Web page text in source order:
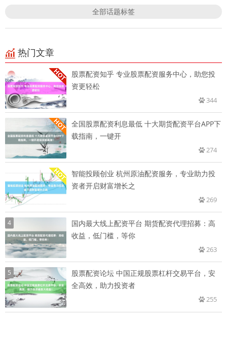
全部话题标签
热门文章
股票配资知乎 专业股票配资服务中心，助您投
资更轻松
344
全国股票配资利息最低 十大期货配资平台APP下
载指南，一键开
274
智能投顾创业 杭州原油配资服务，专业助力投
资者开启财富增长之
269
4
国内最大线上配资平台 期货配资代理招募：高
收益，低门槛，等你
263
5
股票配资论坛 中国正规股票杠杆交易平台，安
全高效，助力投资者
255